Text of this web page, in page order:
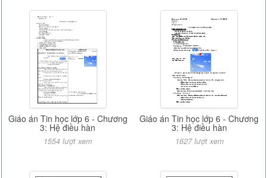
Giáo án Tin học lớp 6 - Chương
3: Hệ điều hàn
1554 lượt xem
Giáo án Tin học lớp 6 - Chương
3: Hệ điều hàn
1627 lượt xem